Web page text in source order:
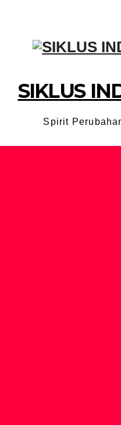
SIKLUS
Spirit